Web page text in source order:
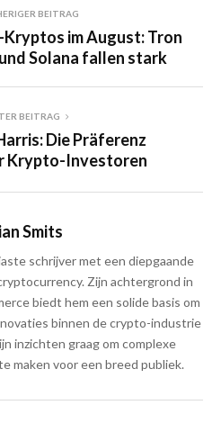
BEITRAG
im August: Tron
Solana fallen stark
BEITRAG
Die Präferenz
Krypto-Investoren
Smits
schrijver met een diepgaande
Zijn achtergrond in
biedt hem een solide basis om
binnen de crypto-industrie
inzichten graag om complexe
maken voor een breed publiek.